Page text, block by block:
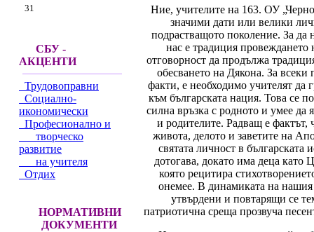
31
СБУ -
АКЦЕНТИ
Трудовоправни
Социално-
икономически
Професионално и
творческо
развитие
на учителя
Отдих
НОРМАТИВНИ
ДОКУМЕНТИ
Ние, учителите на 163. ОУ
значими дати или велики
подрастващото поколение. За да
нас е традиция
отговорност да продължа
обесването на Дякона. За
факти, е необходимо учителят да
към българската нация. Това се
силна връзка с родното и умее да
и родителите. Радващ е фактът,
живота, делото и заветите на
святата личност в
дотогава, докато има деца като
която рецитира
онемее. В динамиката на нашия
утвърдени и повтарящи се
патриотична среща прозвуча